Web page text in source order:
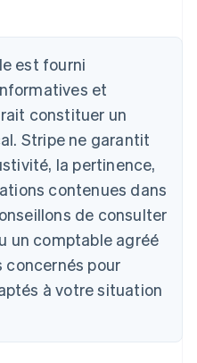
est fourni
et
constituer un
Stripe ne garantit
la pertinence,
contenues dans
de consulter
un comptable agréé
concernés pour
à votre situation